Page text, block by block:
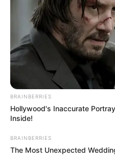
BRAINBERRIES
Hollywood's Inaccurate
Inside!
BRAINBERRIES
The Most Unexpected